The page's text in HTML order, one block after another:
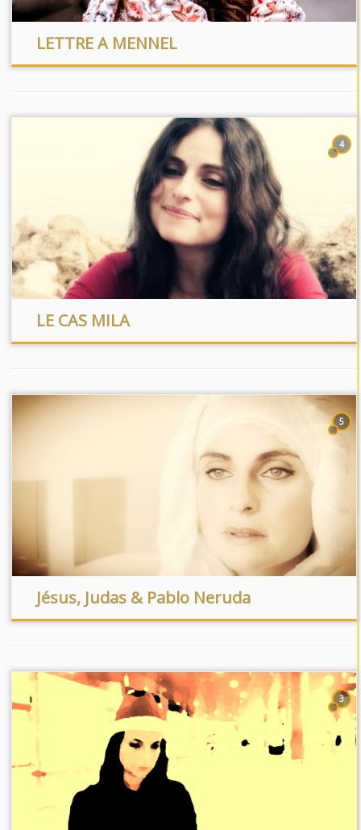
LETTRE A MENNEL
4
LE CAS MILA
5
Jésus, Judas & Pablo Neruda
3